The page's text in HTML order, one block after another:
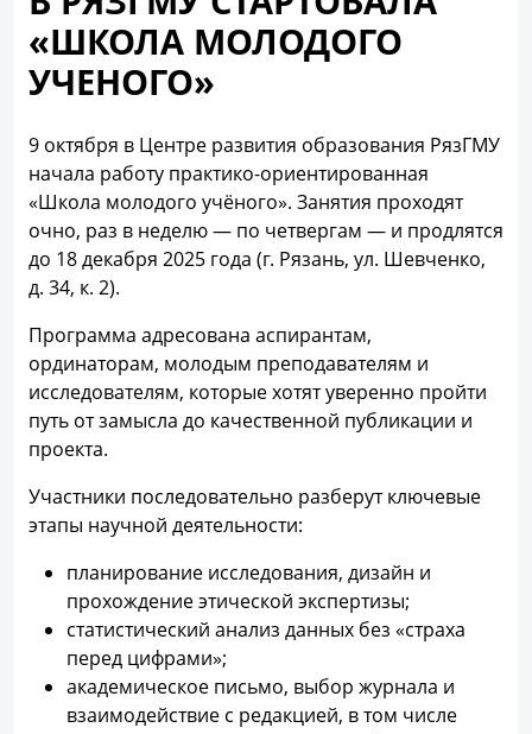
«ШКОЛА МОЛОДОГО
УЧЕНОГО»
9 октября в Центре развития образования РязГМУ
начала работу практико-ориентированная
«Школа молодого учёного». Занятия проходят
очно, раз в неделю — по четвергам — и продлятся
до 18 декабря 2025 года (г. Рязань, ул. Шевченко,
д. 34, к. 2).
Программа адресована аспирантам,
ординаторам, молодым преподавателям и
исследователям, которые хотят уверенно пройти
путь от замысла до качественной публикации и
проекта.
Участники последовательно разберут ключевые
этапы научной деятельности:
планирование исследования, дизайн и
прохождение этической экспертизы;
статистический анализ данных без «страха
перед цифрами»;
академическое письмо, выбор журнала и
взаимодействие с редакцией, в том числе